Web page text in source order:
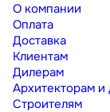
О компании
Оплата
Доставка
Клиентам
Дилерам
Архитекторам
Строителям